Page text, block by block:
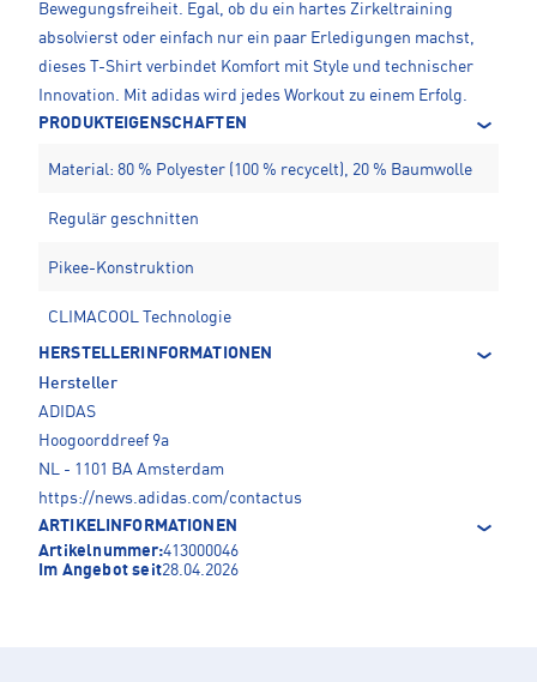
Bewegungsfreiheit. Egal, ob du ein hartes Zirkeltraining
absolvierst oder einfach nur ein paar Erledigungen machst,
dieses T-Shirt verbindet Komfort mit Style und technischer
Innovation. Mit adidas wird jedes Workout zu einem Erfolg.
PRODUKTEIGENSCHAFTEN
Material: 80 % Polyester (100 % recycelt), 20 % Baumwolle
Regulär geschnitten
Pikee-Konstruktion
CLIMACOOL Technologie
HERSTELLERINFORMATIONEN
Hersteller
ADIDAS
Hoogoorddreef 9a
NL - 1101 BA Amsterdam
https://news.adidas.com/contactus
ARTIKELINFORMATIONEN
Artikelnummer:413000046
Im Angebot seit28.04.2026